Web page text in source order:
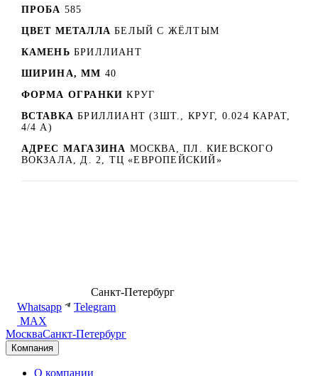
ПРОБА 585
ЦВЕТ МЕТАЛЛА БЕЛЫЙ C ЖЁЛТЫМ
КАМЕНЬ БРИЛЛИАНТ
ШИРИНА, ММ 40
ФОРМА ОГРАНКИ КРУГ
ВСТАВКА БРИЛЛИАНТ (3ШТ., КРУГ, 0.024 КАРАТ,
4/4 А)
АДРЕС МАГАЗИНА МОСКВА, ПЛ. КИЕВСКОГО
ВОКЗАЛА, Д. 2, ТЦ «ЕВРОПЕЙСКИЙ»
Санкт-Петербург
Whatsapp
Telegram
MAX
МоскваСанкт-Петербург
Компания
О компании